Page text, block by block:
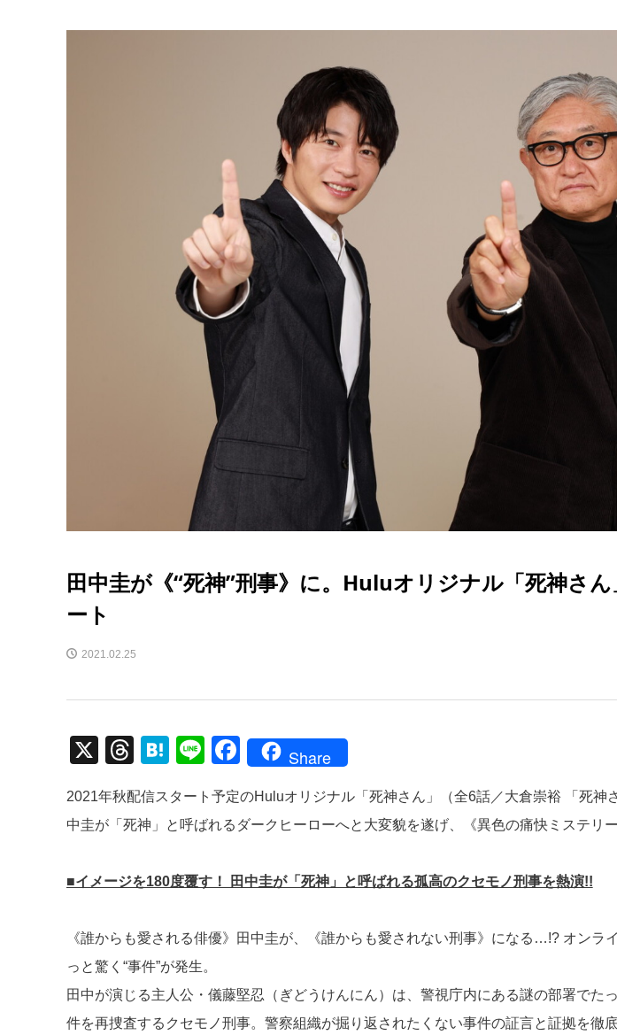
田中圭が《“死神”刑事》に。Huluオリジナル「死神さ
ート
2021.02.25
X
T
e
a
s
H
e
n
Li
e
F
c
e
o
k
Share
2021年秋配信スタート予定のHuluオリジナル「死神さん」（全6話／大倉崇裕 「死神
中圭が「死神」と呼ばれるダークヒーローへと大変貌を遂げ、《異色の痛快ミステリ
■イメージを180度覆す！ 田中圭が「死神」と呼ばれる孤高のクセモノ刑事を熱演!!
《誰からも愛される俳優》田中圭が、《誰からも愛されない刑事》になる…!? オンラ
っと驚く“事件”が発生。
田中が演じる主人公・儀藤堅忍（ぎどうけんにん）は、警視庁内にある謎の部署でた
件を再捜査するクセモノ刑事。警察組織が掘り返されたくない事件の証言と証拠を徹